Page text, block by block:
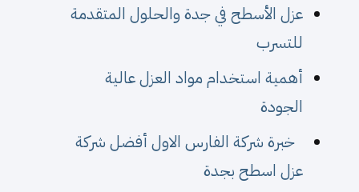
عزل الأسطح في جدة والحلول المتقدمة
للتسرب
أهمية استخدام مواد العزل عالية
الجودة
خبرة شركة الفارس الاول أفضل شركة
عزل اسطح بجدة